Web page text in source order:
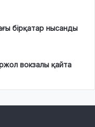
бірқатар нысанды
вокзалы қайта